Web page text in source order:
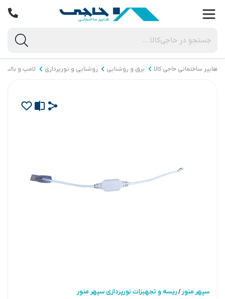
هایپر ساختمانی خاجی‌ کالا برق و روشنایی روشنایی و نورپردازی لامپ و بالب
سپهر منور /ریسه و تجهیزات نورپردازی سپهر منور